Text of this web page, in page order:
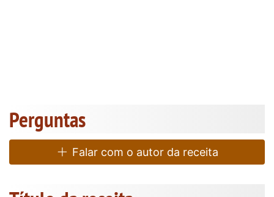
Perguntas
Falar com o autor da receita